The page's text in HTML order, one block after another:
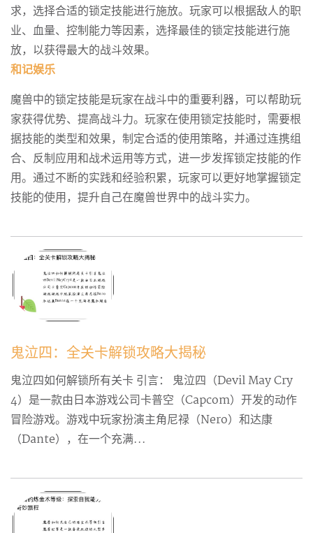
求，选择合适的锁定技能进行施放。玩家可以根据敌人的职
业、血量、控制能力等因素，选择最佳的锁定技能进行施
放，以获得最大的战斗效果。
和记娱乐
魔兽中的锁定技能是玩家在战斗中的重要利器，可以帮助玩
家获得优势、提高战斗力。玩家在使用锁定技能时，需要根
据技能的类型和效果，制定合适的使用策略，并通过连携组
合、反制应用和战术运用等方式，进一步发挥锁定技能的作
用。通过不断的实践和经验积累，玩家可以更好地掌握锁定
技能的使用，提升自己在魔兽世界中的战斗实力。
鬼泣四：全关卡解锁攻略大揭秘
鬼泣四如何解锁所有关卡 引言： 鬼泣四（Devil May Cry
4）是一款由日本游戏公司卡普空（Capcom）开发的动作
冒险游戏。游戏中玩家扮演主角尼禄（Nero）和达康
（Dante），在一个充满...